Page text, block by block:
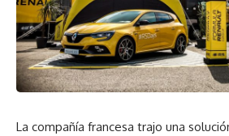
La compañía francesa trajo una